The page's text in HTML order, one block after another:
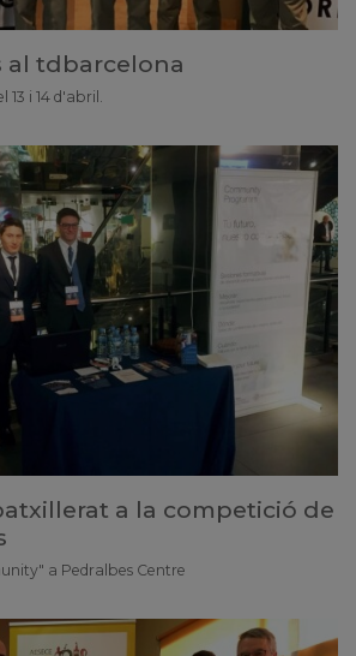
al tdbarcelona
13 i 14 d'abril.
a la competició de
a Pedralbes Centre